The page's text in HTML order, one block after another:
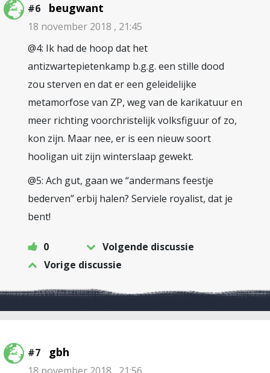
#6 beugwant
18 november 2018 , 21:45
@4: Ik had de hoop dat het
antizwartepietenkamp b.g.g. een stille dood
zou sterven en dat er een geleidelijke
metamorfose van ZP, weg van de karikatuur en
meer richting voorchristelijk volksfiguur of zo,
kon zijn. Maar nee, er is een nieuw soort
hooligan uit zijn winterslaap gewekt.
@5: Ach gut, gaan we “andermans feestje
bederven” erbij halen? Serviele royalist, dat je
bent!
0
Volgende discussie
Vorige discussie
#7 gbh